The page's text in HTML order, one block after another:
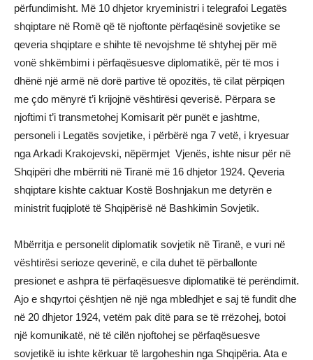
përfundimisht. Më 10 dhjetor kryeministri i telegrafoi Legatës
shqiptare në Romë që të njoftonte përfaqësinë sovjetike se
qeveria shqiptare e shihte të nevojshme të shtyhej për më
vonë shkëmbimi i përfaqësuesve diplomatikë, për të mos i
dhënë një armë në dorë partive të opozitës, të cilat përpiqen
me çdo mënyrë t’i krijojnë vështirësi qeverisë. Përpara se
njoftimi t’i transmetohej Komisarit për punët e jashtme,
personeli i Legatës sovjetike, i përbërë nga 7 vetë, i kryesuar
nga Arkadi Krakojevski, nëpërmjet Vjenës, ishte nisur për në
Shqipëri dhe mbërriti në Tiranë më 16 dhjetor 1924. Qeveria
shqiptare kishte caktuar Kostë Boshnjakun me detyrën e
ministrit fuqiplotë të Shqipërisë në Bashkimin Sovjetik.
Mbërritja e personelit diplomatik sovjetik në Tiranë, e vuri në
vështirësi serioze qeverinë, e cila duhet të përballonte
presionet e ashpra të përfaqësuesve diplomatikë të perëndimit.
Ajo e shqyrtoi çështjen në një nga mbledhjet e saj të fundit dhe
në 20 dhjetor 1924, vetëm pak ditë para se të rrëzohej, botoi
një komunikatë, në të cilën njoftohej se përfaqësuesve
sovjetikë iu ishte kërkuar të largoheshin nga Shqipëria. Ata e